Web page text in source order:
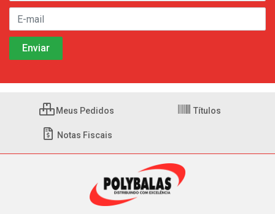
Meus Pedidos Títulos
Notas Fiscais